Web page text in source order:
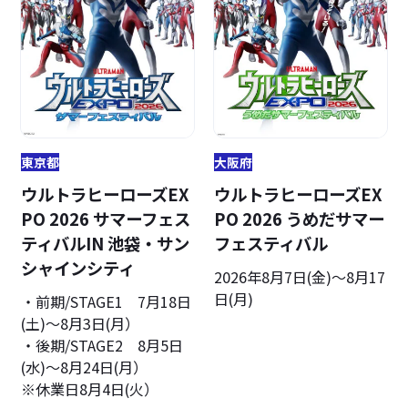
東京都
ウルトラヒーローズEX
PO 2026 サマーフェス
ティバルIN 池袋・サン
シャインシティ
・前期/STAGE1 7月18日
(土)～8月3日(月）
・後期/STAGE2 8月5日
(水)～8月24日(月）
※休業日8月4日(火）
大阪府
ウルトラヒーローズEX
PO 2026 うめだサマー
フェスティバル
2026年8月7日(金)〜8月17
日(月)